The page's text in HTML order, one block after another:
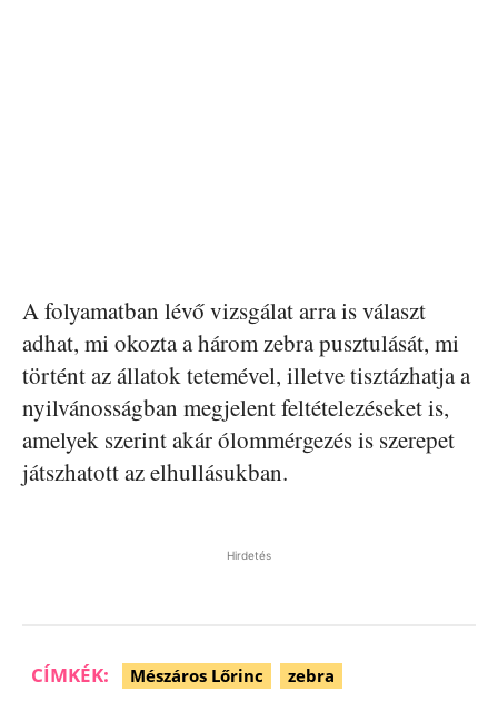
A folyamatban lévő vizsgálat arra is választ
adhat, mi okozta a három zebra pusztulását, mi
történt az állatok tetemével, illetve tisztázhatja a
nyilvánosságban megjelent feltételezéseket is,
amelyek szerint akár ólommérgezés is szerepet
játszhatott az elhullásukban.
Hirdetés
CÍMKÉK: Mészáros Lőrinc zebra